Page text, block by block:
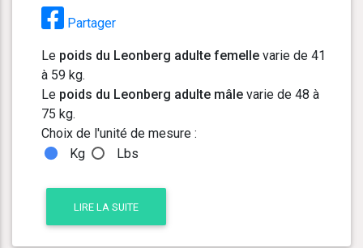
Partager
Le poids du Leonberg adulte femelle varie de 41
à 59 kg.
Le poids du Leonberg adulte mâle varie de 48 à
75 kg.
Choix de l'unité de mesure :
Kg
Lbs
LIRE LA SUITE